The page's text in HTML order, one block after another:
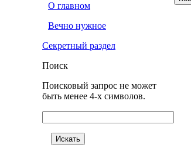
О главном
Вечно нужное
Секретный раздел
Поиск
Поисковый запрос не может
быть менее 4-х символов.